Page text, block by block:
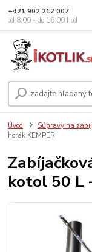
+421 902 212 007
od 8:00 - do 16:00 hod
Úvod Súpravy na
horák KEMPER
kotol 50 L